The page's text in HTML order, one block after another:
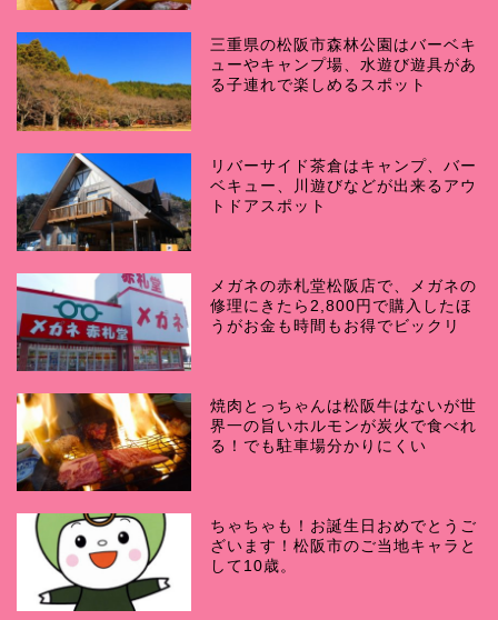
三重県の松阪市森林公園はバーベキ
ューやキャンプ場、水遊び遊具があ
る子連れで楽しめるスポット
リバーサイド茶倉はキャンプ、バー
ベキュー、川遊びなどが出来るアウ
トドアスポット
メガネの赤札堂松阪店で、メガネの
修理にきたら2,800円で購入したほ
うがお金も時間もお得でビックリ
焼肉とっちゃんは松阪牛はないが世
界一の旨いホルモンが炭火で食べれ
る！でも駐車場分かりにくい
ちゃちゃも！お誕生日おめでとうご
ざいます！松阪市のご当地キャラと
して10歳。